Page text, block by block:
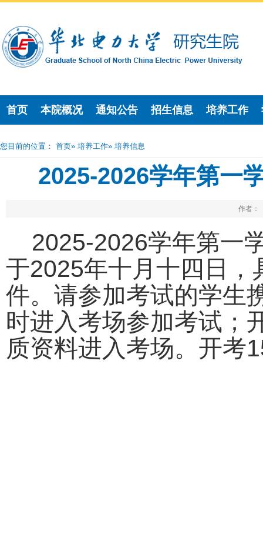
首页 本院概况 通知公告 招生信息 培养工作
您目前的位置： 首页» 培养工作» 培养信息
2025-2026学年第一
作者：
2025-2026学年第一
于2025年十月十四日
件。请参加考试的学生
时进入考场参加考试；
质资料进入考场。开考